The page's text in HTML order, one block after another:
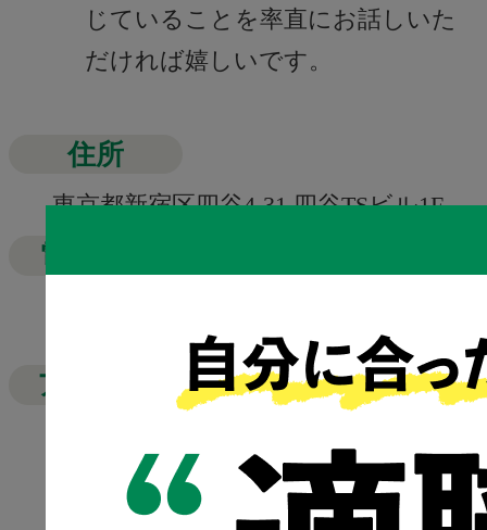
じていることを率直にお話しいた
だければ嬉しいです。
住所
東京都新宿区四谷4-31 四谷TSビル1F
電話番号
アクセス
各路線「新宿三丁目駅」C5番出口 徒